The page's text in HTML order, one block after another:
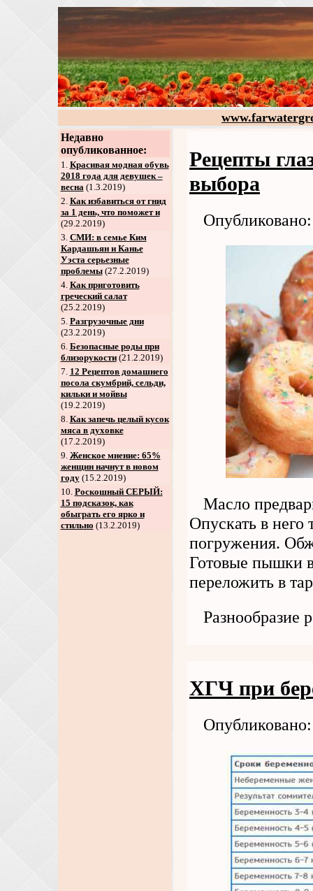
Недавно
опубликованное:
1. Красивая модная обувь
2018 года для девушек –
весна(1.3.2019)
2. Как избавиться от гнид
за 1 день, что поможет и
(29.2.2019)
3. СМИ: в семье Ким
Кардашьян и Канье
Уэста серьезные
проблемы(27.2.2019)
4. Как приготовить
греческий салат
(25.2.2019)
5. Разгрузочные дни
(23.2.2019)
6. Безопасные роды при
близорукости(21.2.2019)
7. 12 Рецептов домашнего
посола скумбрий, сельди,
кильки и мойвы
(19.2.2019)
8. Как запечь целый кусок
мяса в духовке
(17.2.2019)
9. Женское мнение: 65%
женщин начнут в новом
году(15.2.2019)
10. Роскошный СЕРЫЙ:
15 подсказок, как
обыграть его ярко и
стильно (13.2.2019)
Рецепты
выбора
Масло
Опускать в
погружения.
Готовые пышки
переложить в
Разнообразие
ХГЧ при